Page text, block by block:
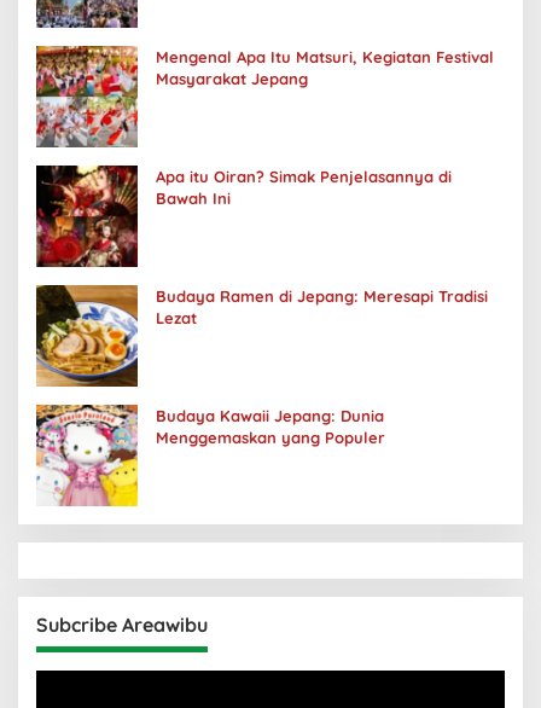
Mengenal Apa Itu Matsuri, Kegiatan Festival
Masyarakat Jepang
Apa itu Oiran? Simak Penjelasannya di
Bawah Ini
Budaya Ramen di Jepang: Meresapi Tradisi
Lezat
Budaya Kawaii Jepang: Dunia
Menggemaskan yang Populer
Subcribe Areawibu